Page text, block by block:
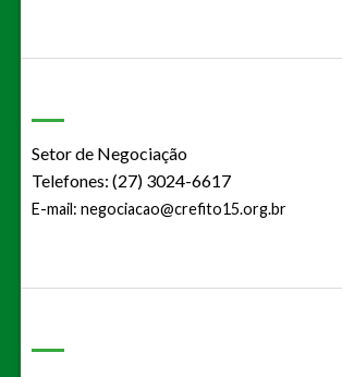
Setor de Negociação
Telefones: (27) 3024-6617
E-mail: negociacao@crefito15.org.br